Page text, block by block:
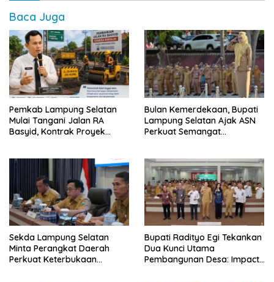
Baca Juga
Pemkab Lampung Selatan
Mulai Tangani Jalan RA
Basyid, Kontrak Proyek
Bulan Kemerdekaan, Bupati
Lampung Selatan Ajak ASN
Perkuat Semangat
Sekda Lampung Selatan
Minta Perangkat Daerah
Perkuat Keterbukaan
Bupati Radityo Egi Tekankan
Dua Kunci Utama
Pembangunan Desa: Impact